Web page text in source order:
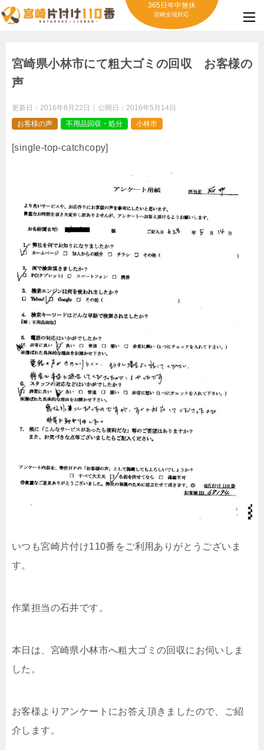
365日年中無休
宮崎全域対応
宮崎県小林市にて粗大ゴミの回収 お客様の
声
更新日： 2016年8月22日 公開日： 2016年5月14日
お客様の声
不用品回収・処分 小林市
[single-top-catchcopy]
いつも宮崎片付け110番をご利用ありがとうございま
す。
作業担当の石井です。
本日は、宮崎県小林市へ粗大ゴミの回収にお伺いしま
した。
お客様よりアンケートにお答え頂きましたので、ご紹
介します。